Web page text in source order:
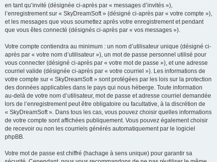
en tant qu’invité (désignée ci-après par « messages d’invités »),
l’enregistrement sur « SkyDreamSoft » (désigné ci-après par « votre compte »),
et les messages que vous soumettez après votre enregistrement et pendant
que vous êtes connecté (désignés ci-après par « vos messages »).
Votre compte contiendra au minimum : un nom d’utilisateur unique (désigné ci-
après par « votre nom d’utilisateur »), un mot de passe personnel utilisé pour
vous connecter (désigné ci-après par « votre mot de passe »), et une adresse
courriel valide (désignée ci-après par « votre courriel »). Les informations de
votre compte sur « SkyDreamSoft » sont protégées par les lois sur la protection
des données applicables dans le pays qui nous héberge. Toute information
au-delà de votre nom d’utilisateur, mot de passe et adresse courriel demandée
lors de l’enregistrement peut être obligatoire ou facultative, à la discrétion de
« SkyDreamSoft ». Dans tous les cas, vous pouvez choisir quelles informations
de votre compte sont affichées publiquement. Vous pouvez également choisir
de recevoir ou non les courriels générés automatiquement par le logiciel
phpBB.
Votre mot de passe est chiffré (hachage à sens unique) pour garantir sa